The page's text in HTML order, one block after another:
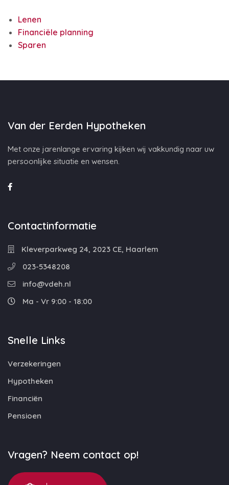
Lenen
Financiële planning
Sparen
Van der Eerden Hypotheken
Met onze jarenlange ervaring kijken wij vakkundig naar uw
persoonlijke situatie en wensen.
Contactinformatie
Kleverparkweg 24, 2023 CE, Haarlem
023-5348208
info@vdeh.nl
Ma - Vr 9:00 - 18:00
Snelle Links
Verzekeringen
Hypotheken
Financiën
Pensioen
Vragen? Neem contact op!